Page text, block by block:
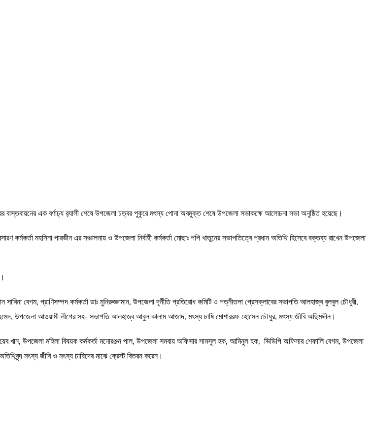
এক বর্ণাঢ্য র‌্যালী শেষে উপজেলা চত্বর পুকুরে মৎস্য পোনা অবমুক্ত শেষে উপজেলা সভাকক্ষে আলোচনা সভা অনুষ্ঠিত হয়েছে।
মহসিনা পারভীন এর সঞ্চালনায় ও উপজেলা নির্বাহী কর্মকর্তা মোছাঃ পপি খাতুনের সভাপতিত্বে প্রধান অতিথি হিসেবে বক্তব্য রাখেন উপজেলা
বেগম, প্রাণিসম্পদ কর্মকর্তা ডাঃ মুনিরুজ্জামান, উপজেলা দূর্নী‌তি প্রতিরোধ ক‌মি‌টি ও পত্নীতলা প্রেসক্লাবের সভাপ‌তি আলহাজ্ব বুলবুল চৌধুরী,
উপজেলা আওয়ামী লীগের সহ- সভাপতি আলহাজ্ব আবুল কালাম আজাদ, মৎস্য চাষি মোশাররফ হোসেন চৌধুর, মৎস্য জীবি অছিমদ্দীন।
খান, উপজেলা মহিলা বিষয়ক কর্মকর্তা মনোরঞ্জন পাল, উপজেলা সমবায় অফিসার সামসুল হক, আমিনুল হক, ভিডিপি অফিসার শেফালি বেগম, উপজেলা
মৎস্য জীবি ও মৎস্য চাষিদের মাঝে ক্রেস্ট বিতরন করেন।